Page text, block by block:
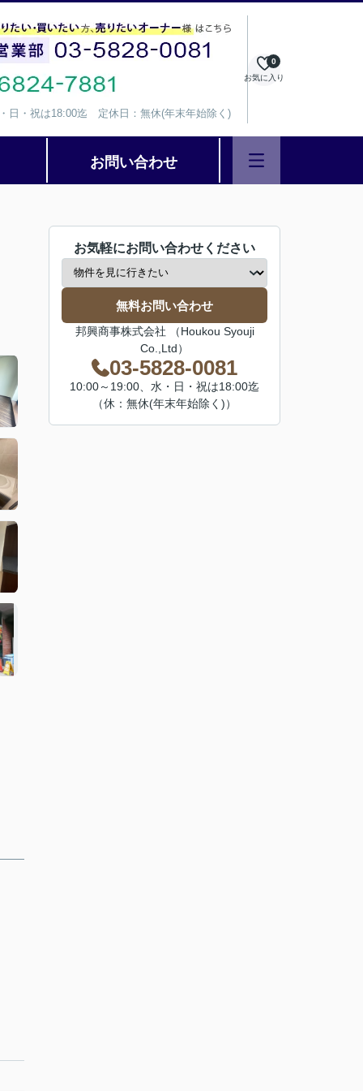
日・祝は18:00迄 定休日：無休(年末年始除く)
お気に入り
0
お問い合わせ
お気軽にお問い合わせください
無料お問い合わせ
邦興商事株式会社 （Houkou Syouji
Co.,Ltd）
03-5828-0081
10:00～19:00、水・日・祝は18:00迄
（休：無休(年末年始除く)）